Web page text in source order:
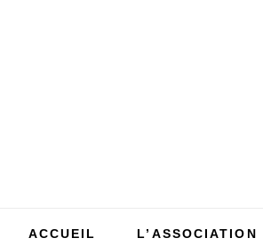
ACCUEIL L’ASSOCIATION